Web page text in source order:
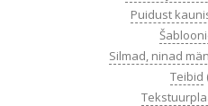
Puidust
Silmad, ninad
Teibid